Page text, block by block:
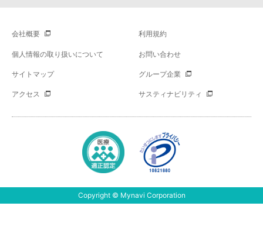
会社概要 利用規約
個人情報の取り扱いについて お問い合わせ
サイトマップ グループ企業
アクセス サスティナビリティ
Copyright © Mynavi Corporation